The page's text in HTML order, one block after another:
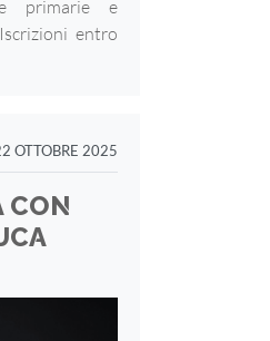
primarie e
entro
OTTOBRE 2025
CON